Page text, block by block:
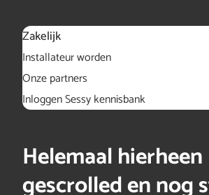
Zakelijk
Installateur worden
Onze partners
Inloggen Sessy kennisbank
Helemaal hierheen
gescrolled en nog